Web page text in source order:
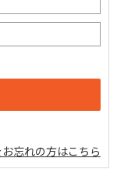
忘れの方はこちら